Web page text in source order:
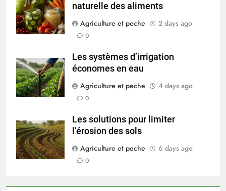
naturelle des aliments
Agriculture et peche
2 days ago
0
Les systèmes d’irrigation
économes en eau
Agriculture et peche
4 days ago
0
Les solutions pour limiter
l’érosion des sols
Agriculture et peche
6 days ago
0